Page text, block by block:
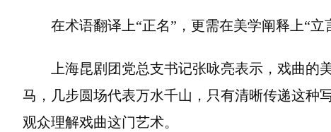
在术语翻译上“正名”，更需在美学阐释上“立
上海昆剧团党总支书记张咏亮表示，戏曲
马，几步圆场代表万水千山，只有清晰传递这种
观众理解戏曲这门艺术。